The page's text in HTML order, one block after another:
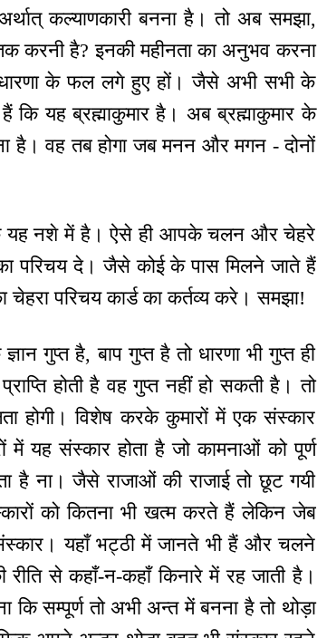
कल्याणकारी बनना है। तो अब समझा,
करनी है? इनकी महीनता का अनुभव करना
के फल लगे हुए हों। जैसे अभी सभी के
कि यह ब्रह्माकुमार है। अब ब्रह्माकुमार के
है। वह तब होगा जब मनन और मगन - दोनों
यह नशे में है। ऐसे ही आपके चलन और चेहरे
परिचय दे। जैसे कोई के पास मिलने जाते हैं
परिचय कार्ड का कर्तव्य करे। समझा!
गुप्त है, बाप गुप्त है तो धारणा भी गुप्त ही
होती है वह गुप्त नहीं हो सकती है। तो
होगी। विशेष करके कुमारों में एक संस्कार
में यह संस्कार होता है जो कामनाओं को पूर्ण
ना। जैसे राजाओं की राजाई तो छूट गयी
को कितना भी खत्म करते हैं लेकिन जेब
यहाँ भट्ठी में जानते भी हैं और चलने
रीति से कहाँ-न-कहाँ किनारे में रह जाती है।
सम्पूर्ण तो अभी अन्त में बनना है तो थोड़ा